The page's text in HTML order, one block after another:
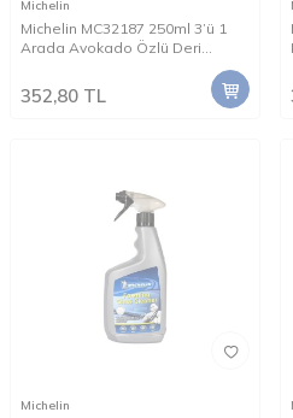
Michelin
Michelin MC32187 250ml 3’ü 1
Arada Avokado Özlü Deri
Temizleme ve Bakım Losyonu
352,80 TL
Michelin